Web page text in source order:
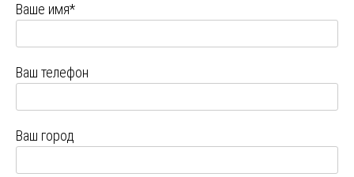
Ваше имя*
Ваш телефон
Ваш город